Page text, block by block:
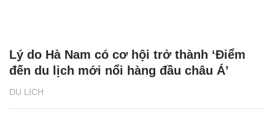
DU LỊCH
Lý do Hà Nam có cơ hội trở thành ‘Điểm
đến du lịch mới nổi hàng đầu châu Á’